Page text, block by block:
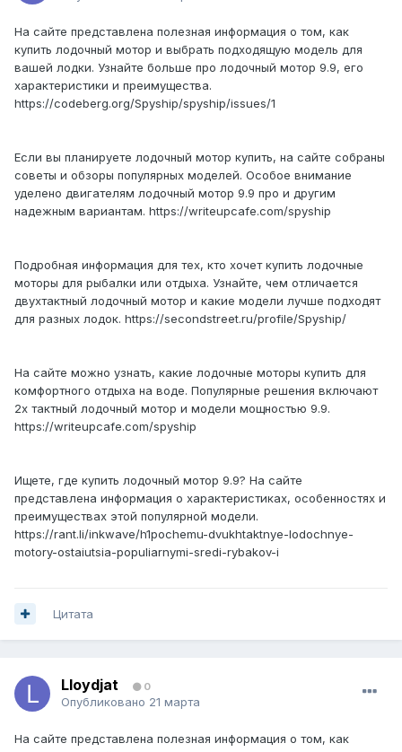
На сайте представлена полезная информация о том, как
купить лодочный мотор и выбрать подходящую модель для
вашей лодки. Узнайте больше про лодочный мотор 9.9, его
характеристики и преимущества.
https://codeberg.org/Spyship/spyship/issues/1
Если вы планируете лодочный мотор купить, на сайте собраны
советы и обзоры популярных моделей. Особое внимание
уделено двигателям лодочный мотор 9.9 про и другим
надежным вариантам. https://writeupcafe.com/spyship
Подробная информация для тех, кто хочет купить лодочные
моторы для рыбалки или отдыха. Узнайте, чем отличается
двухтактный лодочный мотор и какие модели лучше подходят
для разных лодок. https://secondstreet.ru/profile/Spyship/
На сайте можно узнать, какие лодочные моторы купить для
комфортного отдыха на воде. Популярные решения включают
2х тактный лодочный мотор и модели мощностью 9.9.
https://writeupcafe.com/spyship
Ищете, где купить лодочный мотор 9.9? На сайте
представлена информация о характеристиках, особенностях и
преимуществах этой популярной модели.
https://rant.li/inkwave/h1pochemu-dvukhtaktnye-lodochnye-
motory-ostaiutsia-populiarnymi-sredi-rybakov-i
Цитата
Lloydjat 0
Опубликовано 21 марта
На сайте представлена полезная информация о том, как